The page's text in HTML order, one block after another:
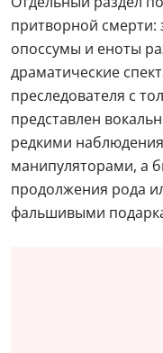
притворной смерти:
опоссумы и еноты
драматические
преследователя с
представлен
редкими
манипуляторами, а
продолжения рода
фальшивыми